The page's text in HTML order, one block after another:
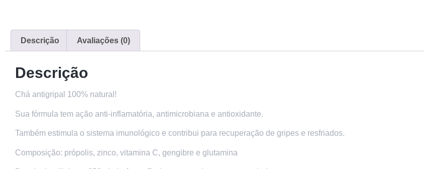
Descrição Avaliações (0)
Descrição
Chá antigripal 100% natural!
Sua fórmula tem ação anti-inflamatória, antimicrobiana e antioxidante.
Também estimula o sistema imunológico e contribui para recuperação de gripes e resfriados.
Composição: própolis, zinco, vitamina C, gengibre e glutamina